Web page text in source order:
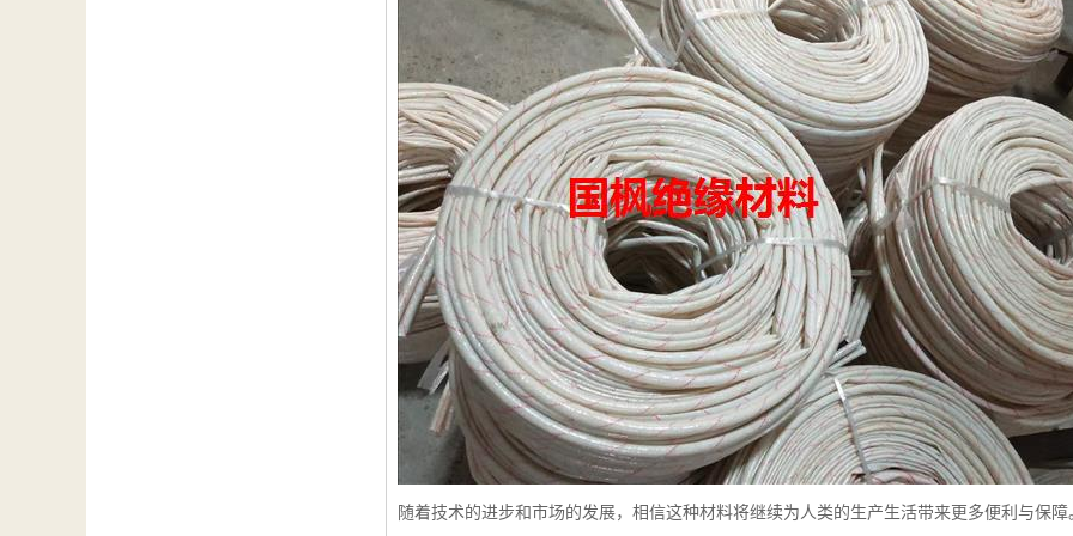
随着技术的进步和市场的发展，相信这种材料将继续为人类的生产生活带来更多便利与保障